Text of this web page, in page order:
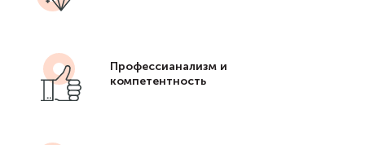
Профессианализм и
компетентность